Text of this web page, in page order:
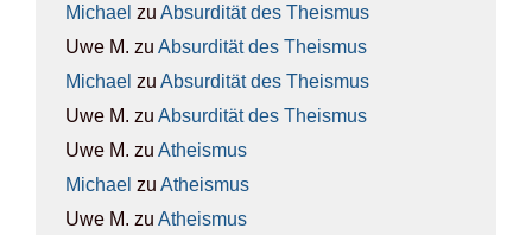
Michael zu Absur­di­tät des The­is­mus
Uwe M. zu Absur­di­tät des The­is­mus
Michael zu Absur­di­tät des The­is­mus
Uwe M. zu Absur­di­tät des The­is­mus
Uwe M. zu Athe­is­mus
Michael zu Athe­is­mus
Uwe M. zu Athe­is­mus